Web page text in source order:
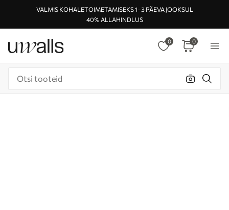
VALMIS KOHALETOIMETAMISEKS 1–3 PÄEVA JOOKSUL
40% ALLAHINDLUS
0 0